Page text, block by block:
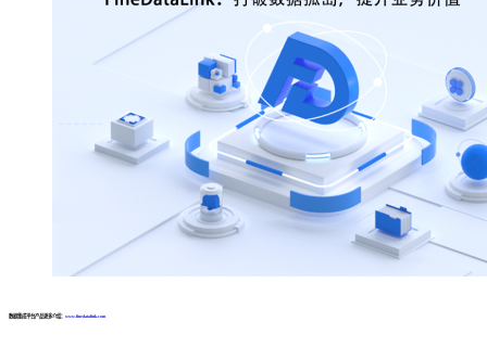
数据集成平台产品更多介绍： www.finedatalink.com